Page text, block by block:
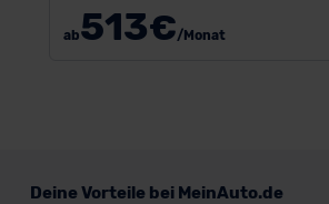
ab513€/Monat
Deine Vorteile bei MeinAuto.de